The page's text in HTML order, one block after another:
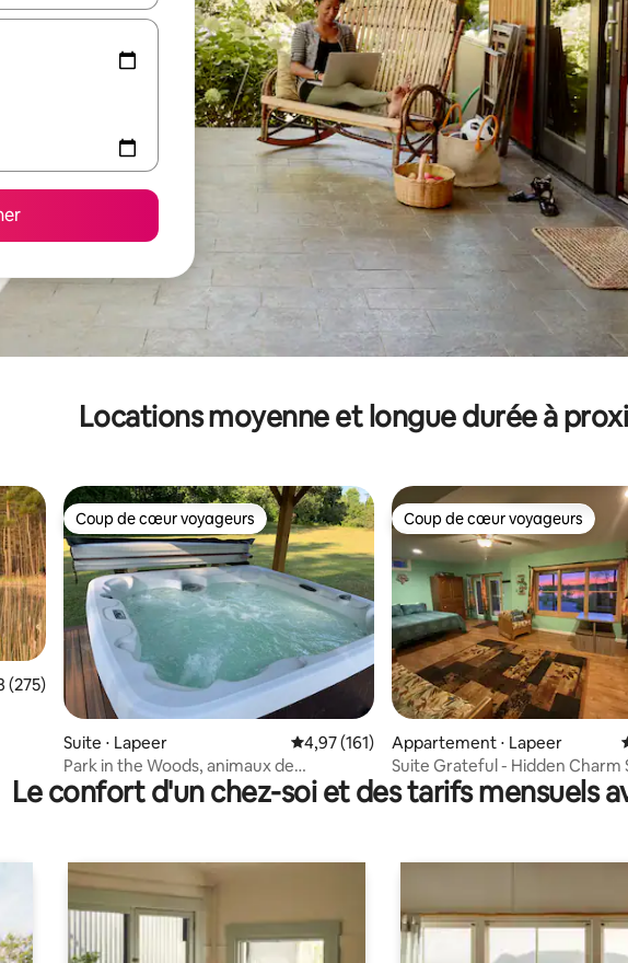
Locations moyenne et longue durée à
moyenne sur la base de 275 commentaires : 4,88 sur 5
(275)
Coup de cœur voyageurs
Coup de cœur voyageurs
Suite ⋅ Lapeer Évaluation moyenne sur la base de 161
4,97 (161)
Park in the Woods, animaux de
compagnie, jacuzzi commun, paisible
Coup de cœur voyageurs
Coup de cœur voyageurs
Appartement ⋅ Lapeer
Suite Grateful - Hidden Charm
Lake Retreat
Le confort d'un chez-soi et des tarifs mensuels